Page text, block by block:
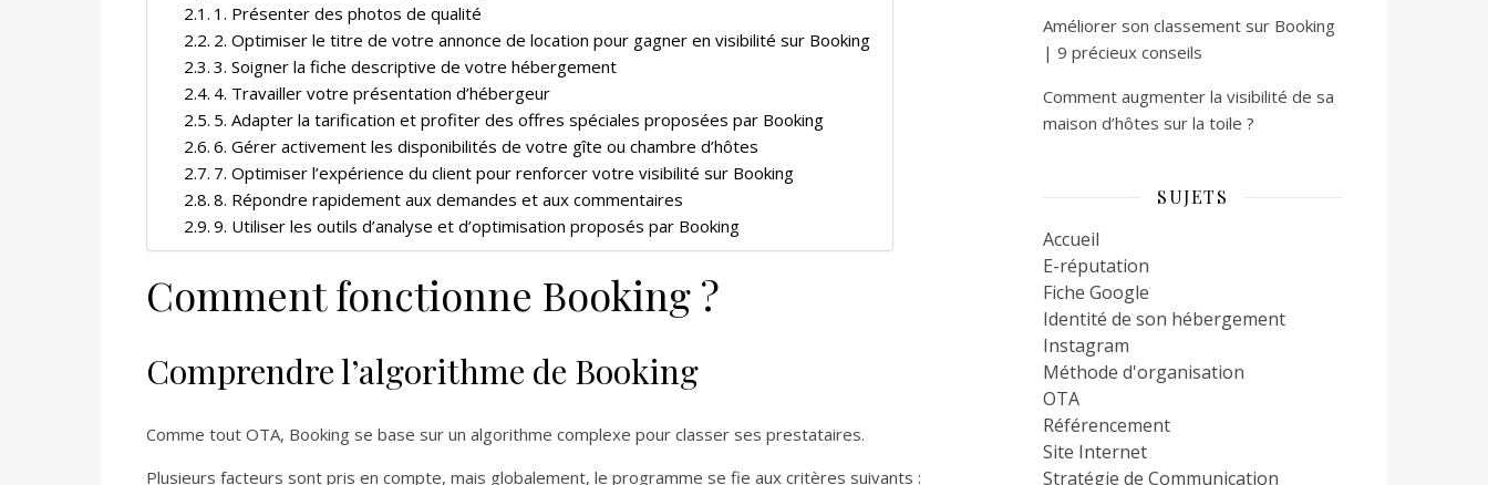
1. Présenter des photos de qualité
2. Optimiser le titre de votre annonce de location pour gagner en visibilité sur Booking
3. Soigner la fiche descriptive de votre hébergement
4. Travailler votre présentation d’hébergeur
5. Adapter la tarification et profiter des offres spéciales proposées par Booking
6. Gérer activement les disponibilités de votre gîte ou chambre d’hôtes
7. Optimiser l’expérience du client pour renforcer votre visibilité sur Booking
8. Répondre rapidement aux demandes et aux commentaires
9. Utiliser les outils d’analyse et d’optimisation proposés par Booking
Comment fonctionne Booking ?
Comprendre l’algorithme de Booking
Comme tout OTA, Booking se base sur un algorithme complexe pour classer ses prestataires.
Plusieurs facteurs sont pris en compte, mais globalement, le programme se fie aux critères suivants :
Améliorer son classement sur Booking
| 9 précieux conseils
Comment augmenter la visibilité de sa
maison d’hôtes sur la toile ?
SUJETS
Accueil
E-réputation
Fiche Google
Identité de son hébergement
Instagram
Méthode d'organisation
OTA
Référencement
Site Internet
Stratégie de Communication